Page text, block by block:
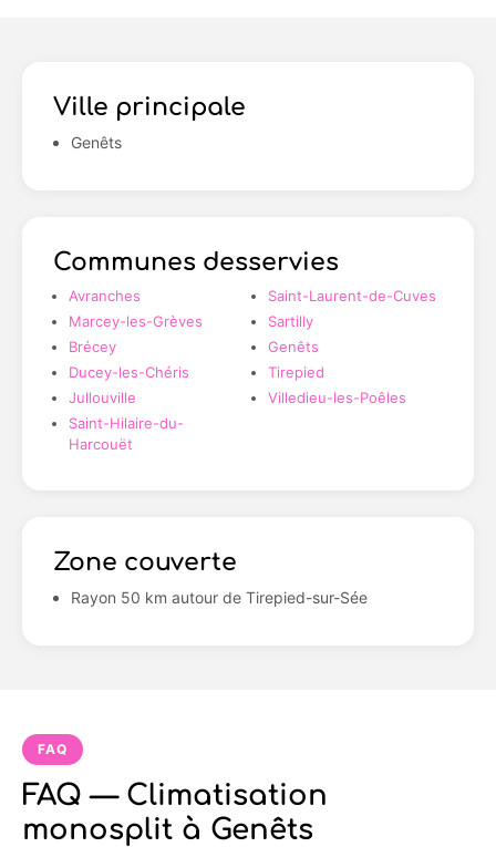
Ville principale
Genêts
Communes desservies
Avranches
Marcey-les-Grèves
Brécey
Ducey-les-Chéris
Jullouville
Saint-Hilaire-du-
Harcouët
Saint-Laurent-de-Cuves
Sartilly
Genêts
Tirepied
Villedieu-les-Poêles
Zone couverte
Rayon 50 km autour de Tirepied-sur-Sée
FAQ
FAQ — Climatisation
monosplit à Genêts